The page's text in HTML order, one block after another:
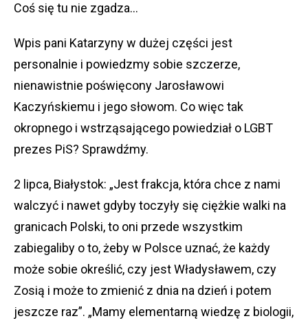
Coś się tu nie zgadza…
Wpis pani Katarzyny w dużej części jest
personalnie i powiedzmy sobie szczerze,
nienawistnie poświęcony Jarosławowi
Kaczyńskiemu i jego słowom. Co więc tak
okropnego i wstrząsającego powiedział o LGBT
prezes PiS? Sprawdźmy.
2 lipca, Białystok: „Jest frakcja, która chce z nami
walczyć i nawet gdyby toczyły się ciężkie walki na
granicach Polski, to oni przede wszystkim
zabiegaliby o to, żeby w Polsce uznać, że każdy
może sobie określić, czy jest Władysławem, czy
Zosią i może to zmienić z dnia na dzień i potem
jeszcze raz”. „Mamy elementarną wiedzę z biologii,